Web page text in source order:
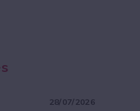
28/07/2026